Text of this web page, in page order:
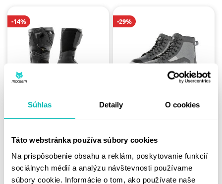
Súhlas Detaily O cookies
Táto webstránka používa súbory cookies
Na prispôsobenie obsahu a reklám, poskytovanie funkcií
sociálnych médií a analýzu návštevnosti používame
súbory cookie. Informácie o tom, ako používate naše
-14%
FALCO - TOPÁNKY
43
45
Skladom
-29%
FURYGAN TOPÁNKY
STOCKTON D3O -
139.00 € 99.00 €
43
44
Skladom